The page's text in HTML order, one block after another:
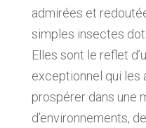
admirées et
simples insectes
Elles sont le reflet
exceptionnel qui les
prospérer dans une
d’environnements,